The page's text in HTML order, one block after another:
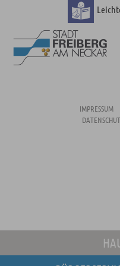
IMPRESSUM